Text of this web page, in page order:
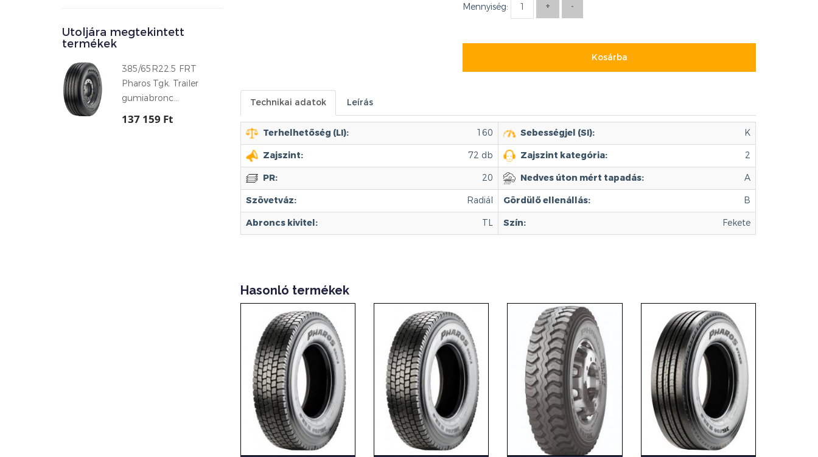
Utoljára megtekintett
termékek
385/65R22.5 FRT
Pharos Tgk. Trailer
gumiabronc...
137 159 Ft
Mennyiség:
Kosárba
Technikai adatok Leírás
Terhelhetőség (LI): 160 Sebességjel (SI):
K
Zajszint:
72 db Zajszint kategória:
2
PR:
20 Nedves úton mért tapadás:
A
Szövetváz:
Radiál Gördülő ellenállás:
B
Abroncs kivitel:
TL Szín: Fekete
Hasonló termékek